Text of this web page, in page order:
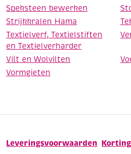
Speksteen bewerken
Strijkkralen Hama
Textielverf, Textielstiften
en Textielverharder
Vilt en Wolvilten
Vormgieten
Leveringsvoorwaarden